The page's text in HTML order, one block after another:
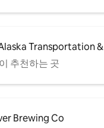
Transportation
추천하는 곳
Brewing Co